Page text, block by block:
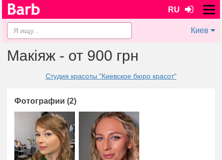
RU
Киев
Макіяж - от 900 грн
Студия красоты "Киевское бюро красот"
Фотографии (2)